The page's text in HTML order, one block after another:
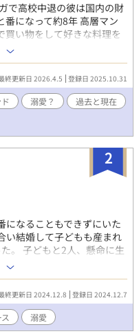
高校中退の彼は国内の財
番になって約8年 高層マン
買い物をして好きな料理を
れた生活をしている彼 そ
願いはただ一つ ”要が幸せ
界を舞台にしたアルファ×
ブストーリーをお楽しみ
が入ることは多いので ちょ
すが お付き合いください！
終更新日 2026.4.5 登録日 2025.10.31
溺愛？
過去と現在
2
になることもできずにいた
い結婚して子どもも産まれ
。 子どもと2人、懸命に生
れて… とっても短い短編に
らなので読みづらかったら
終更新日 2024.12.8 登録日 2024.12.7
溺愛